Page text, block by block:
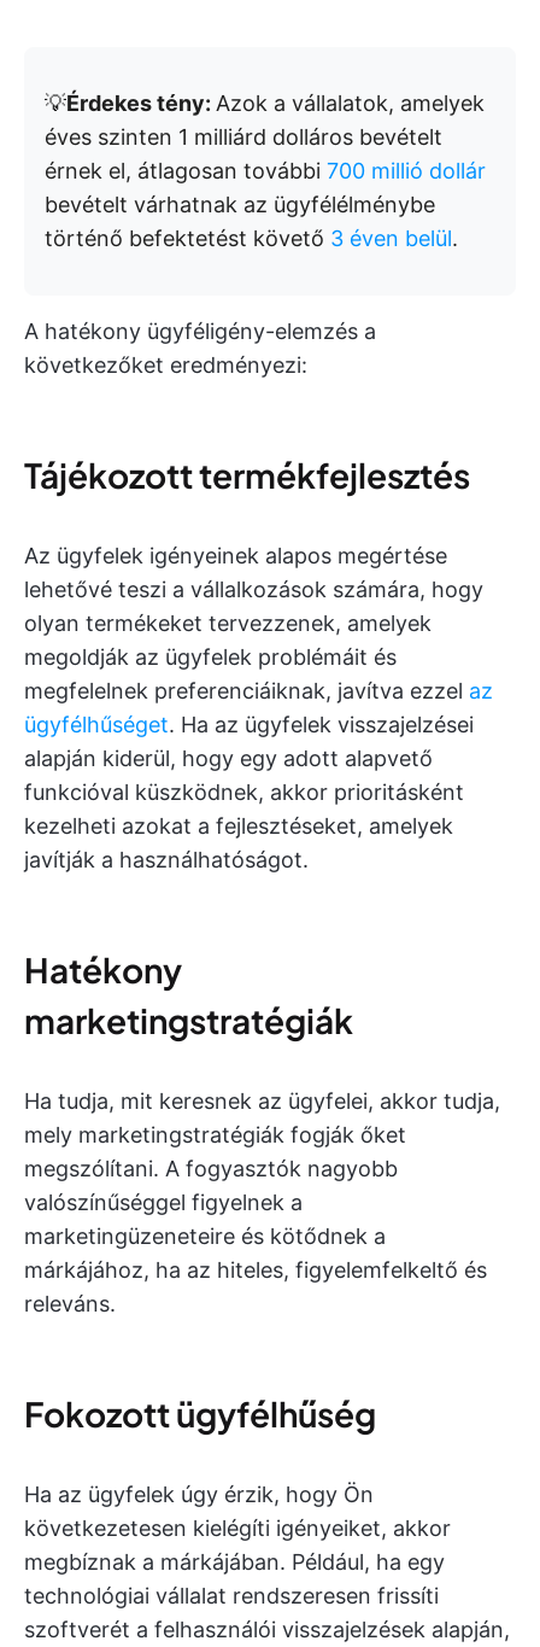
💡Érdekes tény: Azok a vállalatok, amelyek
éves szinten 1 milliárd dolláros bevételt
érnek el, átlagosan további 700 millió dollár
bevételt várhatnak az ügyfélélménybe
történő befektetést követő 3 éven belül.
A hatékony ügyféligény-elemzés a
következőket eredményezi:
Tájékozott termékfejlesztés
Az ügyfelek igényeinek alapos megértése
lehetővé teszi a vállalkozások számára, hogy
olyan termékeket tervezzenek, amelyek
megoldják az ügyfelek problémáit és
megfelelnek preferenciáiknak, javítva ezzel az
ügyfélhűséget. Ha az ügyfelek visszajelzései
alapján kiderül, hogy egy adott alapvető
funkcióval küszködnek, akkor prioritásként
kezelheti azokat a fejlesztéseket, amelyek
javítják a használhatóságot.
Hatékony
marketingstratégiák
Ha tudja, mit keresnek az ügyfelei, akkor tudja,
mely marketingstratégiák fogják őket
megszólítani. A fogyasztók nagyobb
valószínűséggel figyelnek a
marketingüzeneteire és kötődnek a
márkájához, ha az hiteles, figyelemfelkeltő és
releváns.
Fokozott ügyfélhűség
Ha az ügyfelek úgy érzik, hogy Ön
következetesen kielégíti igényeiket, akkor
megbíznak a márkájában. Például, ha egy
technológiai vállalat rendszeresen frissíti
szoftverét a felhasználói visszajelzések alapján,